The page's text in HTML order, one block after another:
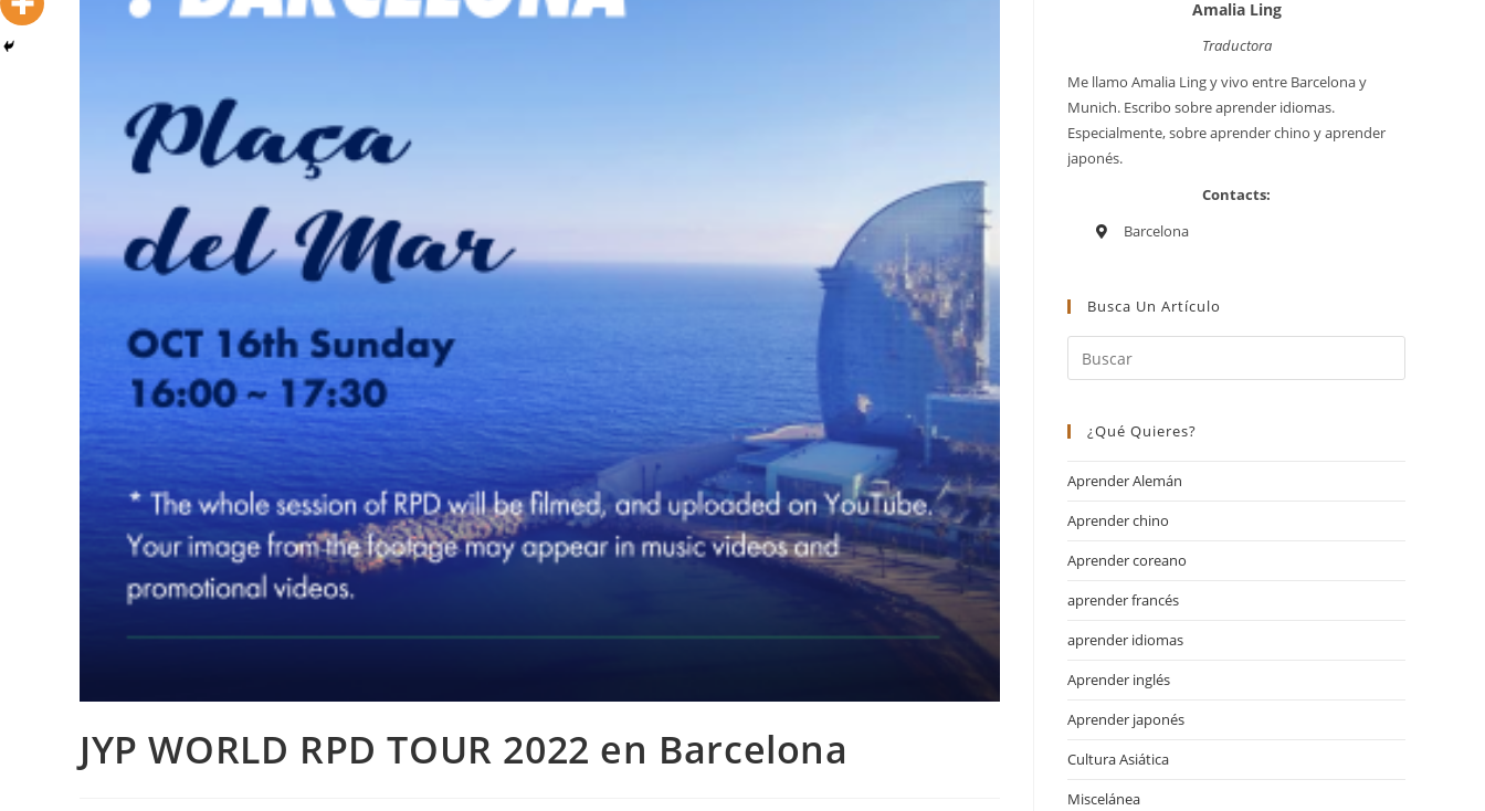
JYP WORLD RPD TOUR 2022 en Barcelona
Amalia Ling
Traductora
Me llamo Amalia Ling y vivo entre Barcelona y
Munich. Escribo sobre aprender idiomas.
Especialmente, sobre aprender chino y aprender
japonés.
Contacts:
Barcelona
Busca Un Artículo
¿Qué Quieres?
Aprender Alemán
Aprender chino
Aprender coreano
aprender francés
aprender idiomas
Aprender inglés
Aprender japonés
Cultura Asiática
Miscelánea